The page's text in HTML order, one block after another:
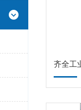
齐全工